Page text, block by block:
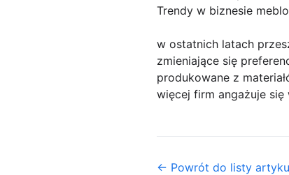
Trendy w biznesie
w ostatnich latach
zmieniające się
produkowane z
więcej firm angażuje
← Powrót do listy